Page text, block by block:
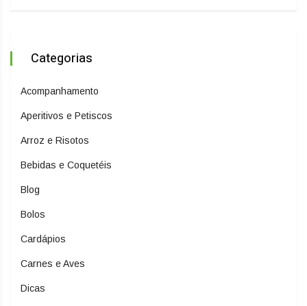
Categorias
Acompanhamento
Aperitivos e Petiscos
Arroz e Risotos
Bebidas e Coquetéis
Blog
Bolos
Cardápios
Carnes e Aves
Dicas